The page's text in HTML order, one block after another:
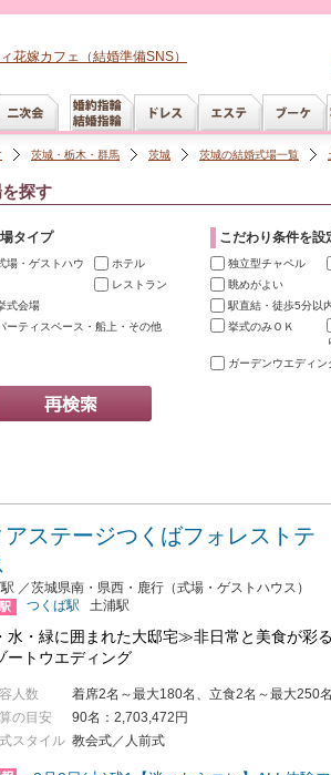
花嫁カフェ（結婚準備SNS）
茨城・栃木・群馬 茨城 茨城の結婚式場一覧
探す
タイプ
場・ゲストハウ
ホテル
レストラン
式会場
ーティスペース・船上・その他
こだわり条件を設
独立型チャペル
眺めがよい
駅直結・徒歩5分以
挙式のみＯＫ
ガーデンウエディン
アステージつくばフォレストテ
／茨城県南・県西・鹿行（式場・ゲストハウス）
つくば駅 土浦駅
・緑に囲まれた大邸宅≫非日常と美食が彩
ートウエディング
人数
着席2名～最大180名、立食2名～最大250名
の目安
90名：2,703,472円
式スタイル 教会式／人前式